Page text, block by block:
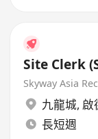
Site Clerk
Skyway Asia
九龍城, 啟
長短週